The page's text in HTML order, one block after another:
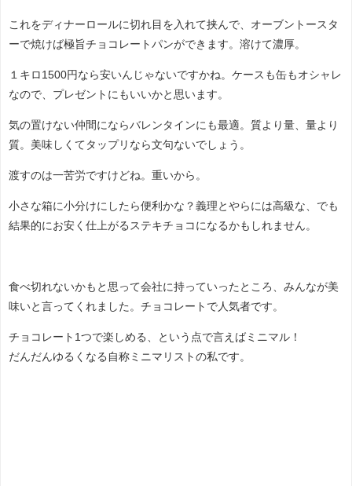
これをディナーロールに切れ目を入れて挟んで、オーブントースタ
ーで焼けば極旨チョコレートパンができます。溶けて濃厚。
１キロ1500円なら安いんじゃないですかね。ケースも缶もオシャレ
なので、プレゼントにもいいかと思います。
気の置けない仲間にならバレンタインにも最適。質より量、量より
質。美味しくてタップリなら文句ないでしょう。
渡すのは一苦労ですけどね。重いから。
小さな箱に小分けにしたら便利かな？義理とやらには高級な、でも
結果的にお安く仕上がるステキチョコになるかもしれません。
食べ切れないかもと思って会社に持っていったところ、みんなが美
味いと言ってくれました。チョコレートで人気者です。
チョコレート1つで楽しめる、という点で言えばミニマル！
だんだんゆるくなる自称ミニマリストの私です。